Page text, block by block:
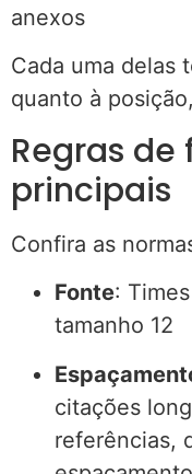
anexos
Cada uma delas
quanto à
Regras
principais
Confira as
Fonte:
tamanho 12
citações
referências,